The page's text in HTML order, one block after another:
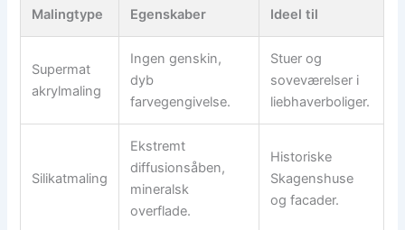
Malingtype Egenskaber Ideel til
Supermat
akrylmaling
Ingen genskin,
dyb
farvegengivelse.
Stuer og
soveværelser i
liebhaverboliger.
Silikatmaling
Ekstremt
diffusionsåben,
mineralsk
overflade.
Historiske
Skagenshuse
og facader.